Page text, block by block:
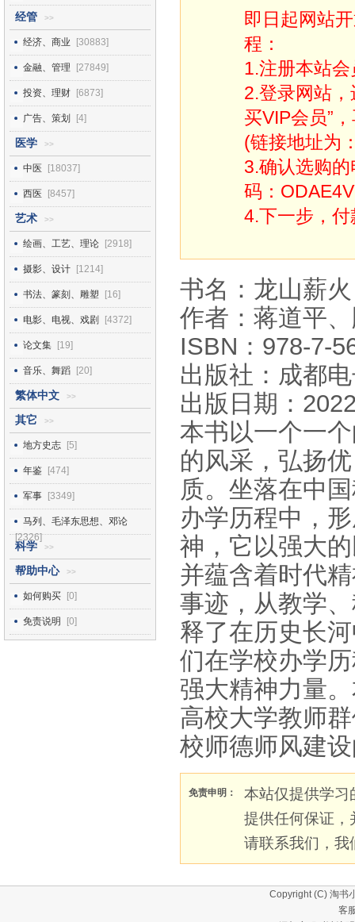
经管 >>
经济、商业 [30883]
金融、管理 [27849]
投资、理财 [6873]
广告、策划 [4]
医学 >>
中医 [18037]
西医 [8457]
艺术 >>
绘画、工艺、理论 [2918]
摄影、设计 [1214]
书法、篆刻、雕塑 [16]
电影、电视、戏剧 [4372]
论文集 [19]
音乐、舞蹈 [20]
繁体中文 >>
其它 >>
地方史志 [5]
年鉴 [474]
军事 [3349]
马列、毛泽东思想、邓论
[2326]
科学 >>
帮助中心 >>
如何购买 [0]
免责说明 [0]
即日起网站
程：
1.注册本站会
2.登录网站，
买VIP会员”
(链接地址为
3.确认选购
码：
4.下一步，
书名：龙山薪
作者：蒋道平
ISBN：978-7-
出版社：成都
出版日期：
本书以一个一
的风采，弘扬
质。坐落在中
办学历程中，
神，它以强大
并蕴含着时代
事迹，从教学
释了在历史长
们在学校办学
强大精神力量
高校大学教师
校师德师风建
免责申明：
本站仅提供学习
提供任何保证，
请联系我们，我
Copyright (C) 淘书
客